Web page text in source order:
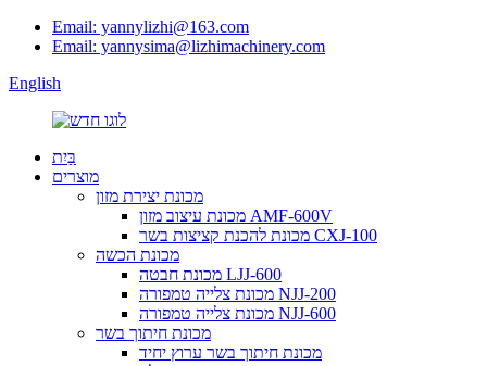
Email: yannylizhi@163.com
Email: yannysima@lizhimachinery.com
English
בַּיִת
מוצרים
מכונת יצירת מזון
מכונת עיצוב מזון AMF-600V
מכונת להכנת קציצות בשר CXJ-100
מכונת הכשה
מכונת חבטה LJJ-600
מכונת צלייה טמפורה NJJ-200
מכונת צלייה טמפורה NJJ-600
מכונת חיתוך בשר
מכונת חיתוך בשר ערוץ יחיד